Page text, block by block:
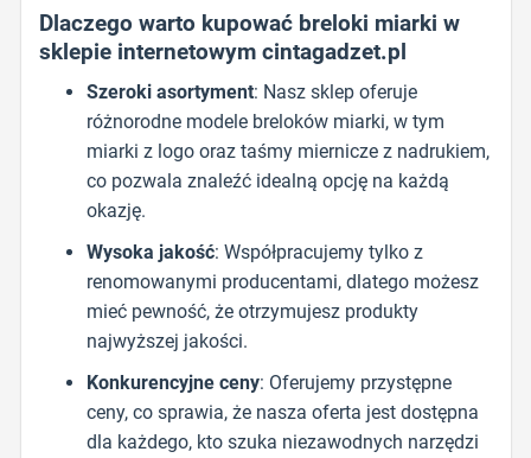
Dlaczego warto kupować breloki miarki w
sklepie internetowym cintagadzet.pl
Szeroki asortyment: Nasz sklep oferuje
różnorodne modele breloków miarki, w tym
miarki z logo oraz taśmy miernicze z nadrukiem,
co pozwala znaleźć idealną opcję na każdą
okazję.
Wysoka jakość: Współpracujemy tylko z
renomowanymi producentami, dlatego możesz
mieć pewność, że otrzymujesz produkty
najwyższej jakości.
Konkurencyjne ceny: Oferujemy przystępne
ceny, co sprawia, że nasza oferta jest dostępna
dla każdego, kto szuka niezawodnych narzędzi